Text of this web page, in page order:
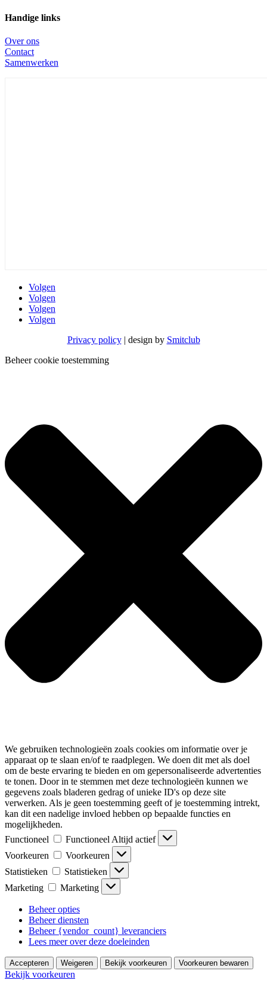
Handige links
Over ons
Contact
Samenwerken
Volgen
Volgen
Volgen
Volgen
Privacy policy| design by Smitclub
Beheer cookie toestemming
We gebruiken technologieën zoals cookies om informatie over je
apparaat op te slaan en/of te raadplegen. We doen dit met als doel
om de beste ervaring te bieden en om gepersonaliseerde advertenties
te tonen. Door in te stemmen met deze technologieën kunnen we
gegevens zoals bladeren gedrag of unieke ID's op deze site
verwerken. Als je geen toestemming geeft of je toestemming intrekt,
kan dit een nadelige invloed hebben op bepaalde functies en
mogelijkheden.
Functioneel
Functioneel Altijd actief
Voorkeuren
Voorkeuren
Statistieken
Statistieken
Marketing
Marketing
Beheer opties
Beheer diensten
Beheer {vendor_count} leveranciers
Lees meer over deze doeleinden
Accepteren Weigeren Bekijk voorkeuren Voorkeuren bewaren
Bekijk voorkeuren